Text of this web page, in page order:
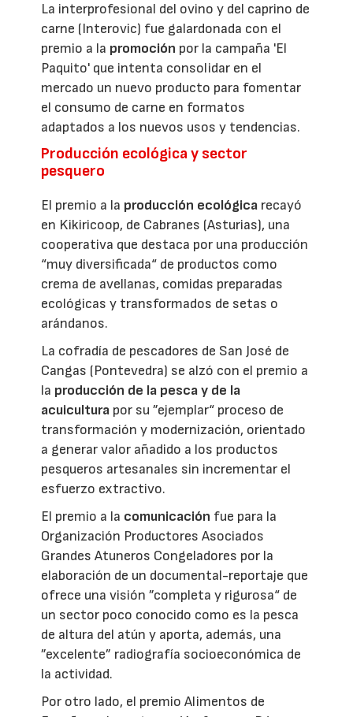
La interprofesional del ovino y del caprino de
carne (Interovic) fue galardonada con el
premio a la promoción por la campaña 'El
Paquito' que intenta consolidar en el
mercado un nuevo producto para fomentar
el consumo de carne en formatos
adaptados a los nuevos usos y tendencias.
Producción ecológica y sector
pesquero
El premio a la producción ecológica recayó
en Kikiricoop, de Cabranes (Asturias), una
cooperativa que destaca por una producción
“muy diversificada“ de productos como
crema de avellanas, comidas preparadas
ecológicas y transformados de setas o
arándanos.
La cofradía de pescadores de San José de
Cangas (Pontevedra) se alzó con el premio a
la producción de la pesca y de la
acuicultura por su ”ejemplar“ proceso de
transformación y modernización, orientado
a generar valor añadido a los productos
pesqueros artesanales sin incrementar el
esfuerzo extractivo.
El premio a la comunicación fue para la
Organización Productores Asociados
Grandes Atuneros Congeladores por la
elaboración de un documental-reportaje que
ofrece una visión ”completa y rigurosa“ de
un sector poco conocido como es la pesca
de altura del atún y aporta, además, una
”excelente” radiografía socioeconómica de
la actividad.
Por otro lado, el premio Alimentos de